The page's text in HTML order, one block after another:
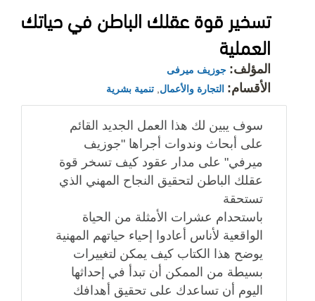
تسخير قوة عقلك الباطن في حياتك
العملية
المؤلف: جوزيف ميرفى
الأقسام: التجارة والأعمال, تنمية بشرية
سوف يبين لك هذا العمل الجديد القائم
على أبحاث وندوات أجراها "جوزيف
ميرفي" على مدار عقود كيف تسخر قوة
عقلك الباطن لتحقيق النجاح المهني الذي
تستحقة
باستحدام عشرات الأمثلة من الحياة
الواقعية لأناس أعادوا إحياء حياتهم المهنية
يوضح هذا الكتاب كيف يمكن لتغييرات
بسيطة من الممكن أن تبدأ في إحداثها
اليوم أن تساعدك على تحقيق أهدافك